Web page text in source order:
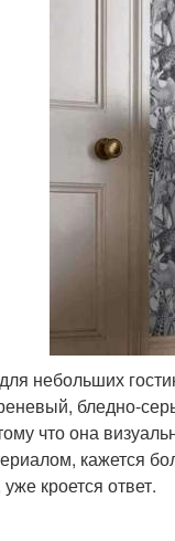
небольших
бледно-
что она
кажется
кроется ответ.